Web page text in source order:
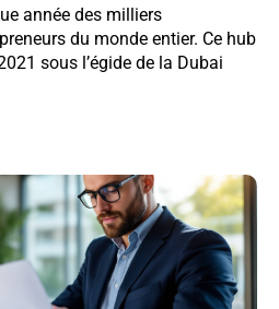
année des milliers
du monde entier. Ce hub
sous l’égide de la Dubai